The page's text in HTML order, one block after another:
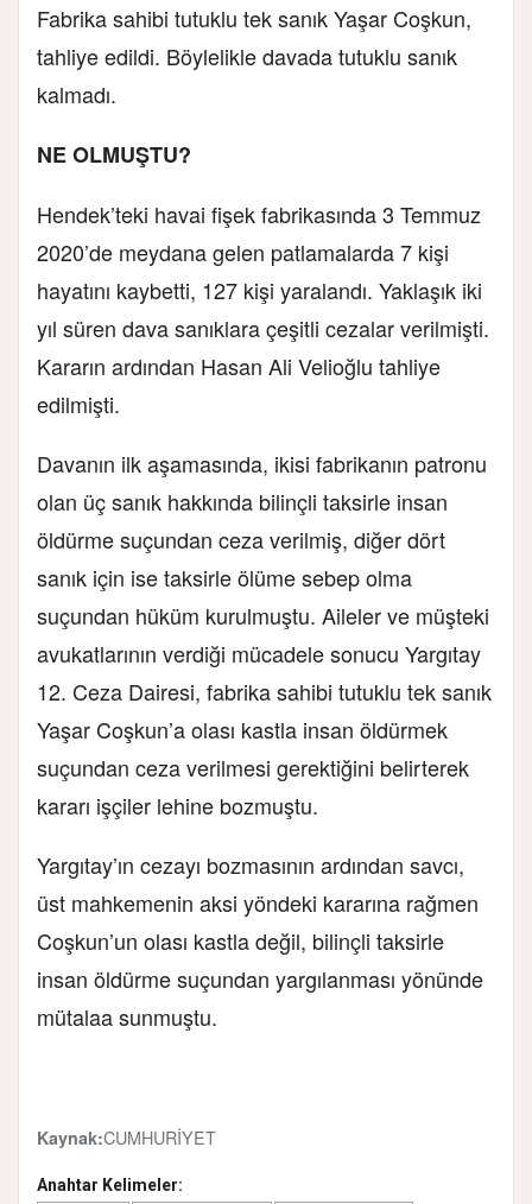
Fabrika sahibi tutuklu tek sanık Yaşar Coşkun,
tahliye edildi. Böylelikle davada tutuklu sanık
kalmadı.
NE OLMUŞTU?
Hendek’teki havai fişek fabrikasında 3 Temmuz
2020’de meydana gelen patlamalarda 7 kişi
hayatını kaybetti, 127 kişi yaralandı. Yaklaşık iki
yıl süren dava sanıklara çeşitli cezalar verilmişti.
Kararın ardından Hasan Ali Velioğlu tahliye
edilmişti.
Davanın ilk aşamasında, ikisi fabrikanın patronu
olan üç sanık hakkında bilinçli taksirle insan
öldürme suçundan ceza verilmiş, diğer dört
sanık için ise taksirle ölüme sebep olma
suçundan hüküm kurulmuştu. Aileler ve müşteki
avukatlarının verdiği mücadele sonucu Yargıtay
12. Ceza Dairesi, fabrika sahibi tutuklu tek sanık
Yaşar Coşkun’a olası kastla insan öldürmek
suçundan ceza verilmesi gerektiğini belirterek
kararı işçiler lehine bozmuştu.
Yargıtay’ın cezayı bozmasının ardından savcı,
üst mahkemenin aksi yöndeki kararına rağmen
Coşkun’un olası kastla değil, bilinçli taksirle
insan öldürme suçundan yargılanması yönünde
mütalaa sunmuştu.
Kaynak:CUMHURİYET
Anahtar Kelimeler: